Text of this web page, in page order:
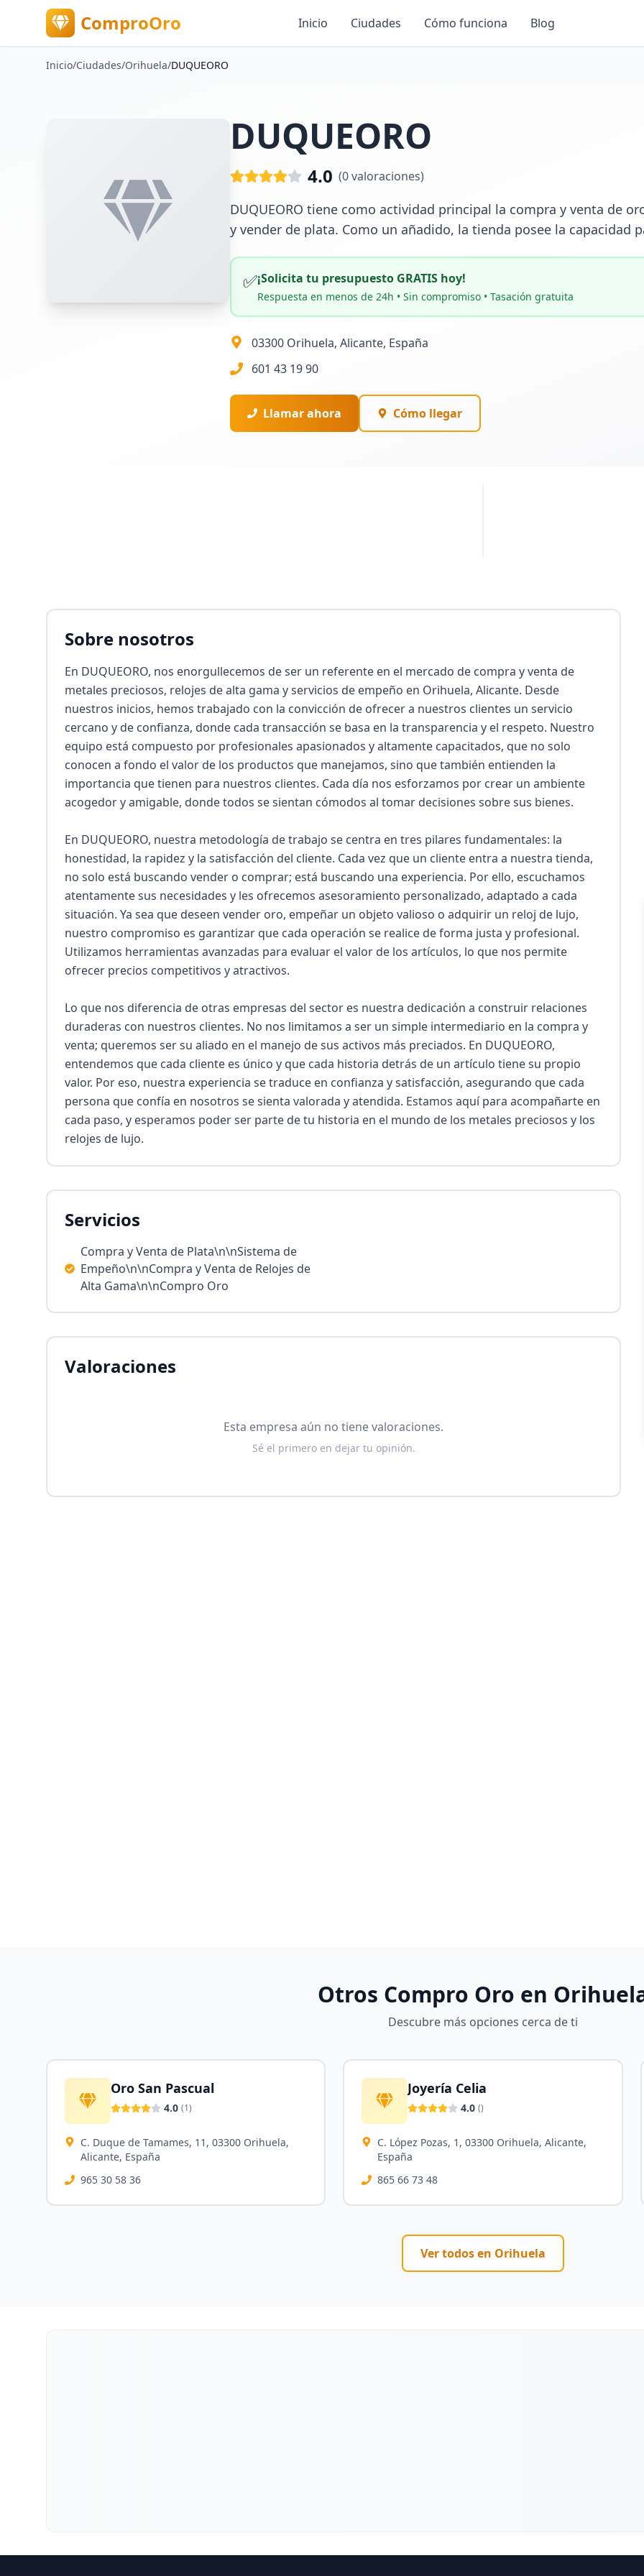
ComproOro Inicio Ciudades Cómo funciona Blog
Inicio/Ciudades/Orihuela/DUQUEORO
DUQUEORO
4.0 (0valoraciones)
DUQUEORO tiene como actividad principal la compra y venta de
y vender de plata. Como un añadido, la tienda posee la capacidad
✅¡Solicita tu presupuesto GRATIS hoy!
Respuesta en menos de 24h • Sin compromiso • Tasación gratuita
03300 Orihuela, Alicante, España
601 43 19 90
Llamar ahora Cómo llegar
Sobre nosotros
En DUQUEORO, nos enorgullecemos de ser un referente en el mercado de compra y venta de
metales preciosos, relojes de alta gama y servicios de empeño en Orihuela, Alicante. Desde
nuestros inicios, hemos trabajado con la convicción de ofrecer a nuestros clientes un servicio
cercano y de confianza, donde cada transacción se basa en la transparencia y el respeto. Nuestro
equipo está compuesto por profesionales apasionados y altamente capacitados, que no solo
conocen a fondo el valor de los productos que manejamos, sino que también entienden la
importancia que tienen para nuestros clientes. Cada día nos esforzamos por crear un ambiente
acogedor y amigable, donde todos se sientan cómodos al tomar decisiones sobre sus bienes.
En DUQUEORO, nuestra metodología de trabajo se centra en tres pilares fundamentales: la
honestidad, la rapidez y la satisfacción del cliente. Cada vez que un cliente entra a nuestra tienda,
no solo está buscando vender o comprar; está buscando una experiencia. Por ello, escuchamos
atentamente sus necesidades y les ofrecemos asesoramiento personalizado, adaptado a cada
situación. Ya sea que deseen vender oro, empeñar un objeto valioso o adquirir un reloj de lujo,
nuestro compromiso es garantizar que cada operación se realice de forma justa y profesional.
Utilizamos herramientas avanzadas para evaluar el valor de los artículos, lo que nos permite
ofrecer precios competitivos y atractivos.
Lo que nos diferencia de otras empresas del sector es nuestra dedicación a construir relaciones
duraderas con nuestros clientes. No nos limitamos a ser un simple intermediario en la compra y
venta; queremos ser su aliado en el manejo de sus activos más preciados. En DUQUEORO,
entendemos que cada cliente es único y que cada historia detrás de un artículo tiene su propio
valor. Por eso, nuestra experiencia se traduce en confianza y satisfacción, asegurando que cada
persona que confía en nosotros se sienta valorada y atendida. Estamos aquí para acompañarte en
cada paso, y esperamos poder ser parte de tu historia en el mundo de los metales preciosos y los
relojes de lujo.
Servicios
Compra y Venta de Plata\n\nSistema de
Empeño\n\nCompra y Venta de Relojes de
Alta Gama\n\nCompro Oro
Valoraciones
Esta empresa aún no tiene valoraciones.
Sé el primero en dejar tu opinión.
Otros Compro Oro en
Descubre más opciones cerca de ti
Oro San Pascual
4.0 (1)
C. Duque de Tamames, 11, 03300 Orihuela,
Alicante, España
965 30 58 36
Joyería Celia
4.0 ()
C. López Pozas, 1, 03300 Orihuela, Alicante,
España
865 66 73 48
Ver todos en Orihuela